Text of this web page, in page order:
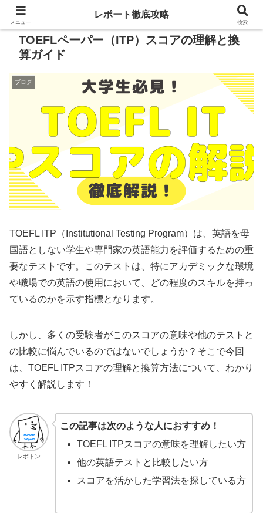
TOEFLペーパー（ITP）スコアの理解と換
算ガイド
ブログ
TOEFL ITP（Institutional Testing Program）は、英語を母
国語としない学生や専門家の英語能力を評価するための重
要なテストです。このテストは、特にアカデミックな環境
や職場での英語の使用において、どの程度のスキルを持っ
ているのかを示す指標となります。
しかし、多くの受験者がこのスコアの意味や他のテストと
の比較に悩んでいるのではないでしょうか？そこで今回
は、TOEFL ITPスコアの理解と換算方法について、わかり
やすく解説します！
レポトン
この記事は次のような人におすすめ！
TOEFL ITPスコアの意味を理解したい方
他の英語テストと比較したい方
スコアを活かした学習法を探している方
メニュー
レポート徹底攻略
検索